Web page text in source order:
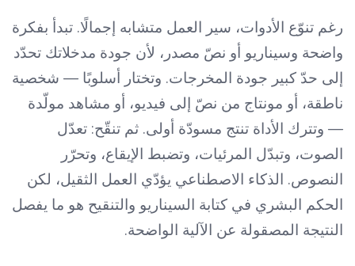
رغم تنوّع الأدوات، سير العمل متشابه إجمالًا. تبدأ بفكرة
واضحة وسيناريو أو نصّ مصدر، لأن جودة مدخلاتك تحدّد
إلى حدّ كبير جودة المخرجات. وتختار أسلوبًا — شخصية
ناطقة، أو مونتاج من نصّ إلى فيديو، أو مشاهد مولّدة
— وتترك الأداة تنتج مسودّة أولى. ثم تنقّح: تعدّل
الصوت، وتبدّل المرئيات، وتضبط الإيقاع، وتحرّر
النصوص. الذكاء الاصطناعي يؤدّي العمل الثقيل، لكن
الحكم البشري في كتابة السيناريو والتنقيح هو ما يفصل
النتيجة المصقولة عن الآلية الواضحة.